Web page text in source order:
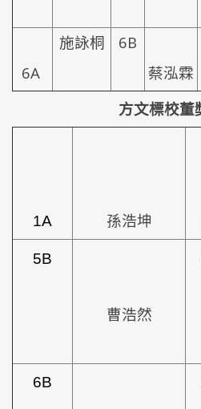
6A
施詠桐
6B
蔡泓霖
方文標校董
1A 孫浩坤
5B
曹浩然
6B